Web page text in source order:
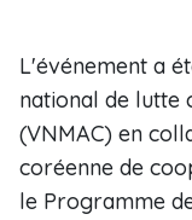
L'événement a
national de lutte
(VNMAC) en
coréenne de
le Programme